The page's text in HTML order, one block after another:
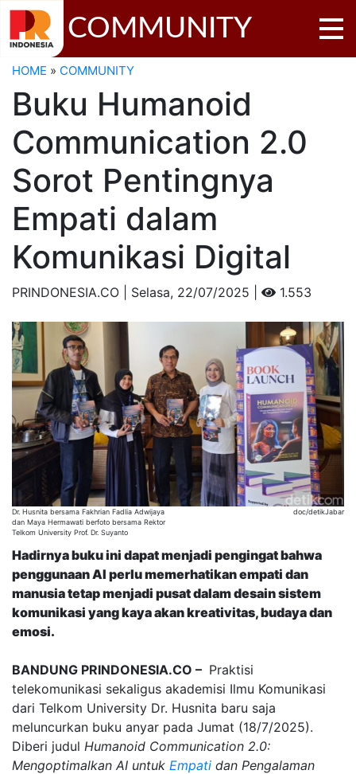
COMMUNITY
HOME » COMMUNITY
Buku Humanoid
Communication 2.0
Sorot Pentingnya
Empati dalam
Komunikasi Digital
PRINDONESIA.CO | Selasa, 22/07/2025 | 1.553
Dr. Husnita bersama Fakhrian Fadlia Adwijaya
dan Maya Hermawati berfoto bersama Rektor
Telkom University Prof. Dr. Suyanto
doc/detikJabar
Hadirnya buku ini dapat menjadi pengingat bahwa
penggunaan AI perlu memerhatikan empati dan
manusia tetap menjadi pusat dalam desain sistem
komunikasi yang kaya akan kreativitas, budaya dan
emosi.
BANDUNG PRINDONESIA.CO – Praktisi
telekomunikasi sekaligus akademisi Ilmu Komunikasi
dari Telkom University Dr. Husnita baru saja
meluncurkan buku anyar pada Jumat (18/7/2025).
Diberi judul Humanoid Communication 2.0:
Mengoptimalkan AI untuk Empati dan Pengalaman